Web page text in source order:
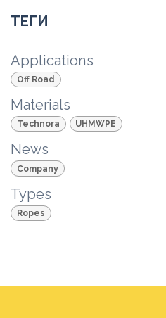
ТЕГИ
Applications
Off Road
Materials
Technora UHMWPE
News
Company
Types
Ropes